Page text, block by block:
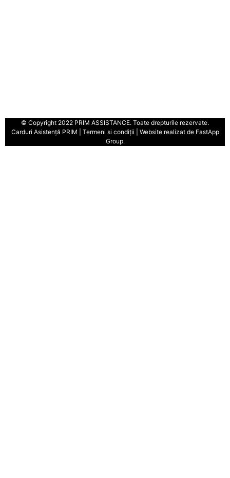
© Copyright 2022 PRIM ASSISTANCE. Toate drepturile rezervate.
Carduri Asistență PRIM
Termeni si condiţii | Website realizat de FastApp
Group.